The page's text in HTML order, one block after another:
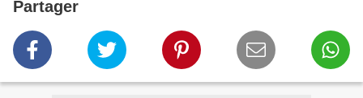
Partager